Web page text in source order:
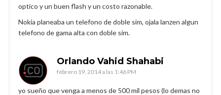
optico y un buen flash y un costo razonable.
Nokia planeaba un telefono de doble sim, ojala lanzen algun
telefono de gama alta con doble sim.
Orlando Vahid Shahabi
febrero 19, 2014 a las 1:46 PM
yo sueño que venga a menos de 500 mil pesos (lo demas no